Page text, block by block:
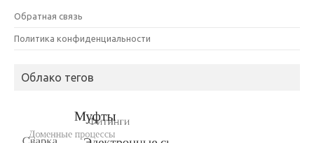
Обратная связь
Политика конфиденциальности
Облако тегов